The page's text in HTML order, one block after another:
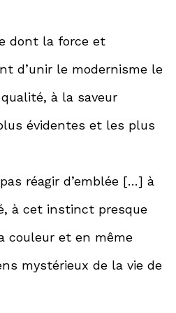
dont la force et
d’unir le modernisme le
à la saveur
évidentes et les plus
réagir d’emblée […] à
à cet instinct presque
couleur et en même
mystérieux de la vie de